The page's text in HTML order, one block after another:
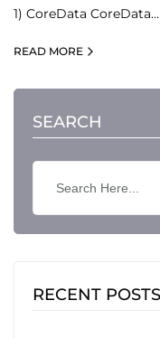
1) CoreData CoreData…
READ MORE
SEARCH
RECENT POSTS